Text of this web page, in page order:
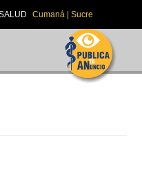
Cumaná | Sucre